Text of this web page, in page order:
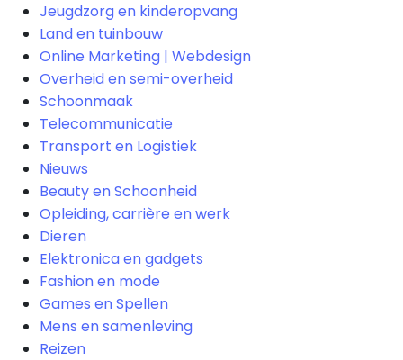
Jeugdzorg en kinderopvang
Land en tuinbouw
Online Marketing | Webdesign
Overheid en semi-overheid
Schoonmaak
Telecommunicatie
Transport en Logistiek
Nieuws
Beauty en Schoonheid
Opleiding, carrière en werk
Dieren
Elektronica en gadgets
Fashion en mode
Games en Spellen
Mens en samenleving
Reizen